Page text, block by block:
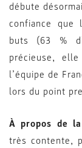
débute
confiance que
buts (63 %
précieuse,
l’équipe de
lors du point
À propos de
très contente,